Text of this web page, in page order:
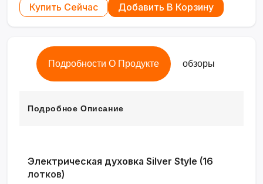
Купить Сейчас Добавить В Корзину
Подробности О Продукте обзоры
Подробное Описание
Электрическая духовка Silver Style (16
лотков)